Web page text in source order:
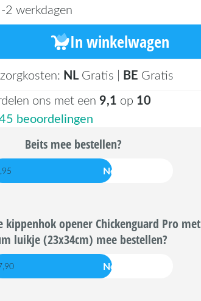
2 werkdagen
In winkelwagen
NLGratis | BE Gratis
ons met een 9,1 op 10
beoordelingen
Beits mee bestellen?
Nee
kippenhok opener Chickenguard Pro met
luikje (23x34cm) mee bestellen?
Nee